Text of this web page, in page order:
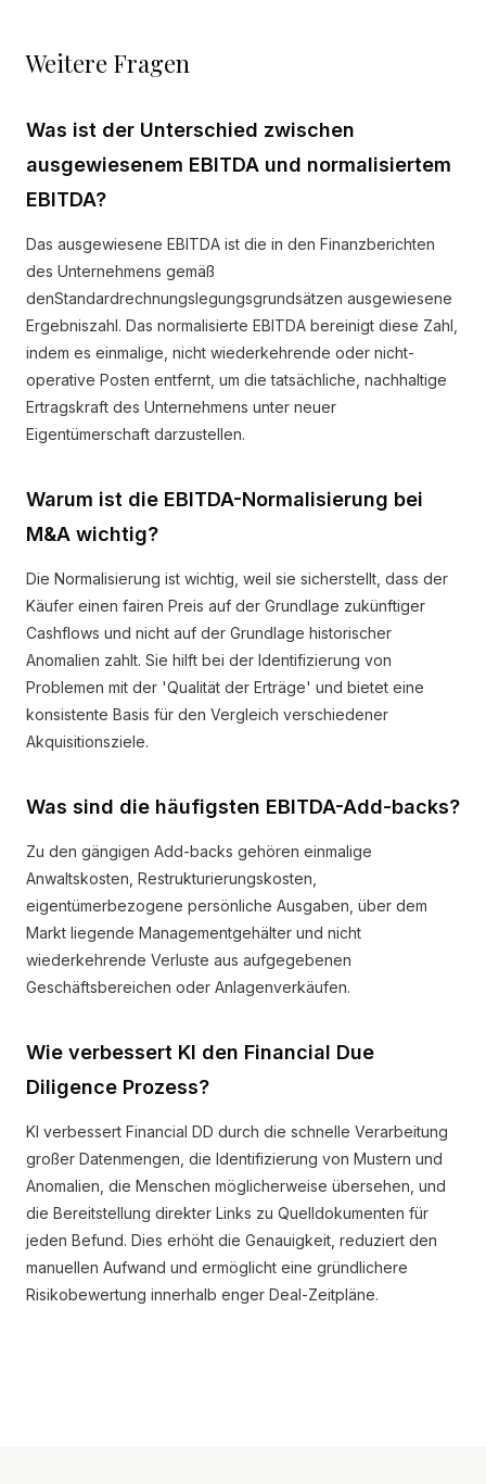
Weitere Fragen
Was ist der Unterschied zwischen
ausgewiesenem EBITDA und normalisiertem
EBITDA?
Das ausgewiesene EBITDA ist die in den Finanzberichten
des Unternehmens gemäß
denStandardrechnungslegungsgrundsätzen ausgewiesene
Ergebniszahl. Das normalisierte EBITDA bereinigt diese Zahl,
indem es einmalige, nicht wiederkehrende oder nicht-
operative Posten entfernt, um die tatsächliche, nachhaltige
Ertragskraft des Unternehmens unter neuer
Eigentümerschaft darzustellen.
Warum ist die EBITDA-Normalisierung bei
M&A wichtig?
Die Normalisierung ist wichtig, weil sie sicherstellt, dass der
Käufer einen fairen Preis auf der Grundlage zukünftiger
Cashflows und nicht auf der Grundlage historischer
Anomalien zahlt. Sie hilft bei der Identifizierung von
Problemen mit der 'Qualität der Erträge' und bietet eine
konsistente Basis für den Vergleich verschiedener
Akquisitionsziele.
Was sind die häufigsten EBITDA-Add-backs?
Zu den gängigen Add-backs gehören einmalige
Anwaltskosten, Restrukturierungskosten,
eigentümerbezogene persönliche Ausgaben, über dem
Markt liegende Managementgehälter und nicht
wiederkehrende Verluste aus aufgegebenen
Geschäftsbereichen oder Anlagenverkäufen.
Wie verbessert KI den Financial Due
Diligence Prozess?
KI verbessert Financial DD durch die schnelle Verarbeitung
großer Datenmengen, die Identifizierung von Mustern und
Anomalien, die Menschen möglicherweise übersehen, und
die Bereitstellung direkter Links zu Quelldokumenten für
jeden Befund. Dies erhöht die Genauigkeit, reduziert den
manuellen Aufwand und ermöglicht eine gründlichere
Risikobewertung innerhalb enger Deal-Zeitpläne.